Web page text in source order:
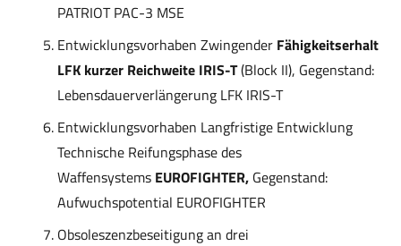
PATRIOT PAC-3 MSE
Entwicklungsvorhaben Zwingender Fähigkeitserhalt
LFK kurzer Reichweite IRIS-T(Block II), Gegenstand:
Lebensdauerverlängerung LFK IRIS-T
Entwicklungsvorhaben Langfristige Entwicklung
Technische Reifungsphase des
Waffensystems EUROFIGHTER, Gegenstand:
Aufwuchspotential EUROFIGHTER
Obsoleszenzbeseitigung an drei